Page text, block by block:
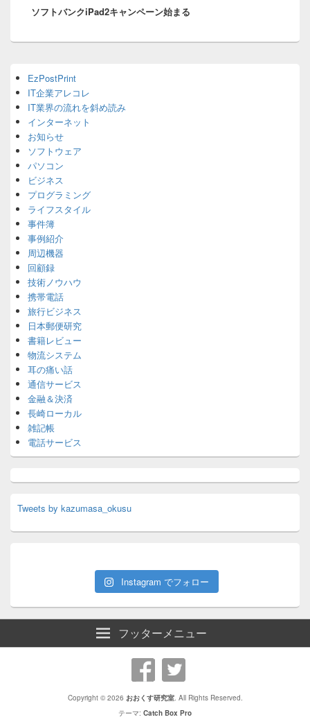
シ
post:
ソフトバンクiPad2キャンペーン始まる
Sidebar
Widget
Area
EzPostPrint
IT企業アレコレ
IT業界の流れを斜め読み
インターネット
お知らせ
ソフトウェア
パソコン
ビジネス
プログラミング
ライフスタイル
事件簿
事例紹介
周辺機器
回顧録
技術ノウハウ
携帯電話
旅行ビジネス
日本郵便研究
書籍レビュー
物流システム
耳の痛い話
通信サービス
金融＆決済
長崎ローカル
雑記帳
電話サービス
Tweets by kazumasa_okusu
Instagram でフォロー
フッターメニュー
Copyright © 2026 おおくす研究室. All Rights Reserved.
テーマ: Catch Box Pro